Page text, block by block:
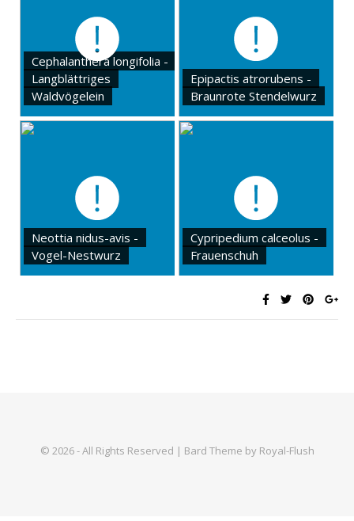
Cephalanthera longifolia -
Langblättriges
Waldvögelein
Epipactis atrorubens -
Braunrote Stendelwurz
Neottia nidus-avis -
Vogel-Nestwurz
Cypripedium calceolus -
Frauenschuh
© 2026 - All Rights Reserved | Bard Theme by Royal-Flush